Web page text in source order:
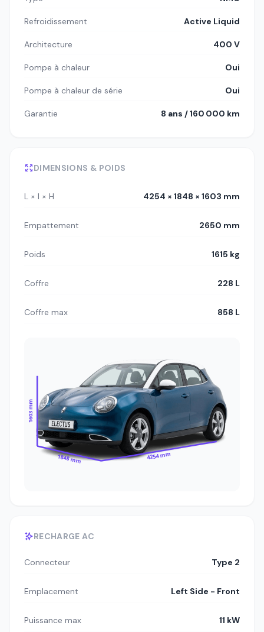
Refroidissement Active Liquid
Architecture 400 V
Pompe à chaleur Oui
Pompe à chaleur de série Oui
Garantie 8 ans / 160 000 km
DIMENSIONS & POIDS
L × l × H 4254 × 1848 × 1603 mm
Empattement 2650 mm
Poids 1615 kg
Coffre 228 L
Coffre max 858 L
1603 mm
1848 mm 4254 mm
RECHARGE AC
Connecteur Type 2
Emplacement Left Side - Front
Puissance max 11 kW